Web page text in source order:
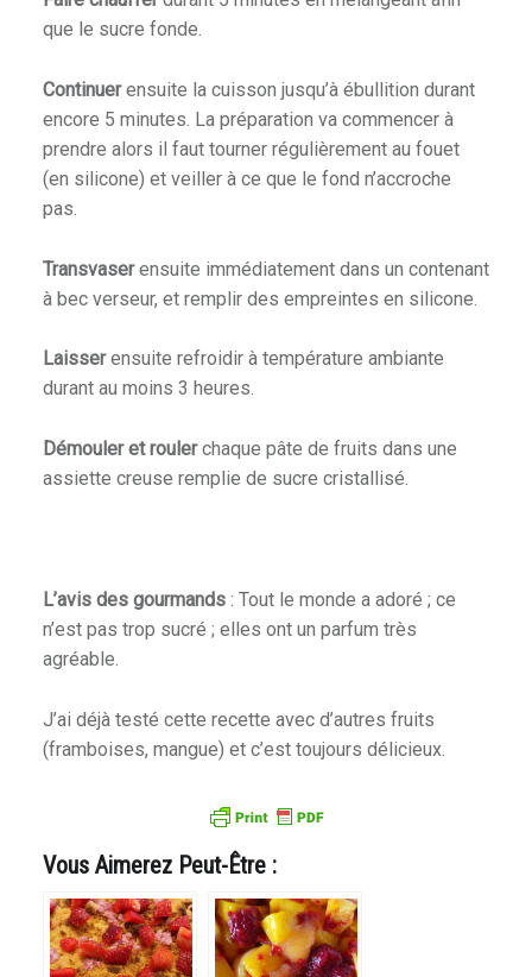
que le sucre fonde.
Continuerensuite la cuisson jusqu’à ébullition durant
encore 5 minutes. La préparation va commencer à
prendre alors il faut tourner régulièrement au fouet
(en silicone) et veiller à ce que le fond n’accroche
pas.
Transvaserensuite immédiatement dans un contenant
à bec verseur, et remplir des empreintes en silicone.
Laisserensuite refroidir à température ambiante
durant au moins 3 heures.
Démouler et roulerchaque pâte de fruits dans une
assiette creuse remplie de sucre cristallisé.
L’avis des gourmands: Tout le monde a adoré ; ce
n’est pas trop sucré ; elles ont un parfum très
agréable.
J’ai déjà testé cette recette avec d’autres fruits
(framboises, mangue) et c’est toujours délicieux.
Vous Aimerez Peut-Être :